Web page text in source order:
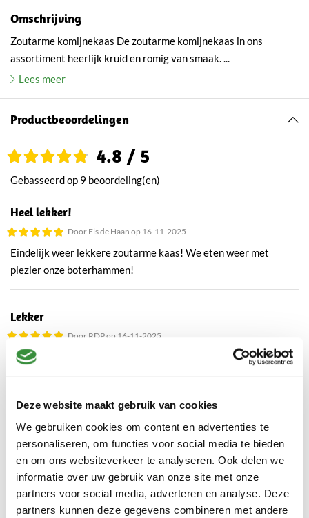
Deze website maakt gebruik van cookies
We gebruiken cookies om content en advertenties te
personaliseren, om functies voor social media te bieden
en om ons websiteverkeer te analyseren. Ook delen we
informatie over uw gebruik van onze site met onze
partners voor social media, adverteren en analyse. Deze
partners kunnen deze gegevens combineren met andere
Omschrijving
Zoutarme komijnekaas De zoutarme komijnekaas in ons
assortiment heerlijk kruid en romig van smaak. ...
Lees meer
Productbeoordelingen
4.8 / 5
Gebasseerd op 9 beoordeling(en)
Heel lekker!
Door Els de Haan op 16-11-2025
Eindelijk weer lekkere zoutarme kaas! We eten weer met
plezier onze boterhammen!
Lekker
Door RDP op 16-11-2025
Voor zoutloze kaas , een heerlijk alternatief als je geen zout
mag.
Top product
Door J.H. op 21-10-2025
Geweldige service en fantastische kaas voor mensen zoals ik
die op een zoutarm dieet zijn gezet. Bijna nergens te krijgen,
maar wel bij Hoog & Doorn. Echt super!!!!